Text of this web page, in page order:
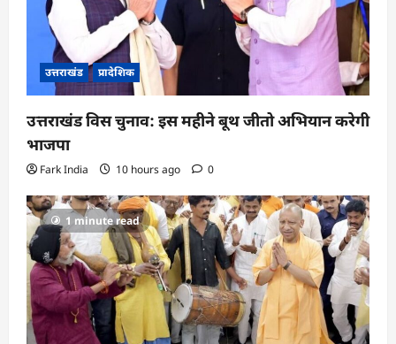
उत्तराखंड प्रादेशिक
उत्तराखंड विस चुनाव: इस महीने बूथ जीतो अभियान करेगी
भाजपा
Fark India 10 hours ago 0
1 minute read